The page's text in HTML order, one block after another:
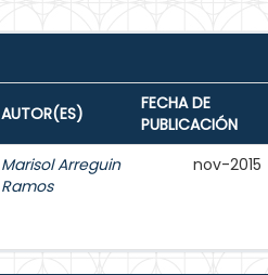
AUTOR(ES)
FECHA DE
PUBLICACIÓN
Marisol Arreguin
Ramos
nov-2015